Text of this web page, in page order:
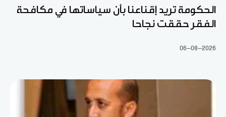
الحكومة تريد إقناعنا بأن سياساتها في مكافحة
الفقر حققت نجاحا
06-08-2026